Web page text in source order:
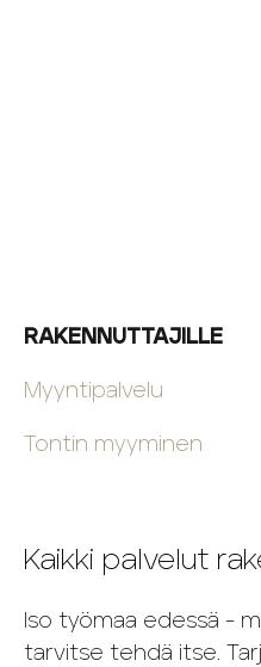
RAKENNUTTAJILLE
Myyntipalvelu
Tontin myyminen
Kaikki palvelut
Iso työmaa edessä -
tarvitse tehdä itse.